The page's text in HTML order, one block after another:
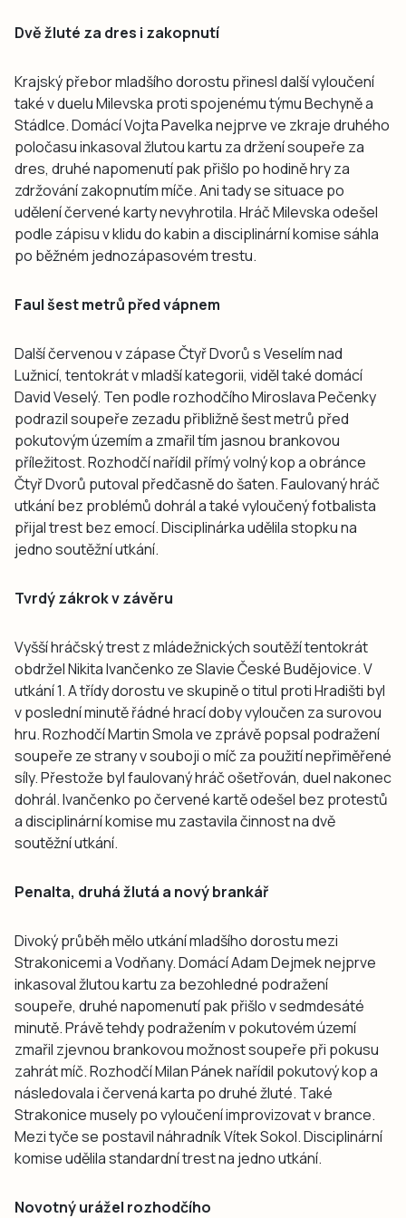
Dvě žluté za dres i zakopnutí
Krajský přebor mladšího dorostu přinesl další vyloučení
také v duelu Milevska proti spojenému týmu Bechyně a
Stádlce. Domácí Vojta Pavelka nejprve ve zkraje druhého
poločasu inkasoval žlutou kartu za držení soupeře za
dres, druhé napomenutí pak přišlo po hodině hry za
zdržování zakopnutím míče. Ani tady se situace po
udělení červené karty nevyhrotila. Hráč Milevska odešel
podle zápisu v klidu do kabin a disciplinární komise sáhla
po běžném jednozápasovém trestu.
Faul šest metrů před vápnem
Další červenou v zápase Čtyř Dvorů s Veselím nad
Lužnicí, tentokrát v mladší kategorii, viděl také domácí
David Veselý. Ten podle rozhodčího Miroslava Pečenky
podrazil soupeře zezadu přibližně šest metrů před
pokutovým územím a zmařil tím jasnou brankovou
příležitost. Rozhodčí nařídil přímý volný kop a obránce
Čtyř Dvorů putoval předčasně do šaten. Faulovaný hráč
utkání bez problémů dohrál a také vyloučený fotbalista
přijal trest bez emocí. Disciplinárka udělila stopku na
jedno soutěžní utkání.
Tvrdý zákrok v závěru
Vyšší hráčský trest z mládežnických soutěží tentokrát
obdržel Nikita Ivančenko ze Slavie České Budějovice. V
utkání 1. A třídy dorostu ve skupině o titul proti Hradišti byl
v poslední minutě řádné hrací doby vyloučen za surovou
hru. Rozhodčí Martin Smola ve zprávě popsal podražení
soupeře ze strany v souboji o míč za použití nepřiměřené
síly. Přestože byl faulovaný hráč ošetřován, duel nakonec
dohrál. Ivančenko po červené kartě odešel bez protestů
a disciplinární komise mu zastavila činnost na dvě
soutěžní utkání.
Penalta, druhá žlutá a nový brankář
Divoký průběh mělo utkání mladšího dorostu mezi
Strakonicemi a Vodňany. Domácí Adam Dejmek nejprve
inkasoval žlutou kartu za bezohledné podražení
soupeře, druhé napomenutí pak přišlo v sedmdesáté
minutě. Právě tehdy podražením v pokutovém území
zmařil zjevnou brankovou možnost soupeře při pokusu
zahrát míč. Rozhodčí Milan Pánek nařídil pokutový kop a
následovala i červená karta po druhé žluté. Také
Strakonice musely po vyloučení improvizovat v brance.
Mezi tyče se postavil náhradník Vítek Sokol. Disciplinární
komise udělila standardní trest na jedno utkání.
Novotný urážel rozhodčího